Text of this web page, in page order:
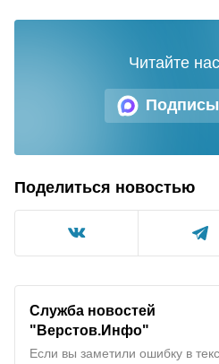
Читайте
Поделиться новостью
Служба новостей
"Верстов.Инфо"
Если вы заметили ошибку в